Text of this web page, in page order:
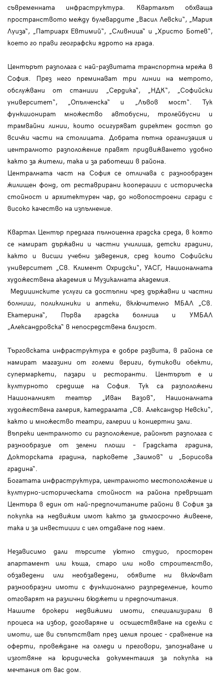
съвременната инфраструктура. Кварталът обхваща
пространството между булевардите „Васил Левски“, „Мария
Луиза“, „Патриарх Евтимий“, „Сливница“ и „Христо Ботев“,
което го прави географски ядрото на града.
Центърът разполага с най-развитата транспортна мрежа в
София. През него преминават три линии на метрото,
обслужвани от станции „Сердика“, „НДК“, „Софийски
университет“, „Опълченска“ и „Лъвов мост“. Тук
функционират множество автобусни, тролейбусни и
трамвайни линии, които осигуряват директен достъп до
всички части на столицата. Добрата пътна организация и
централното разположение правят придвижването удобно
както за жители, така и за работещи в района.
Централната част на София се отличава с разнообразен
жилищен фонд, от реставрирани кооперации с историческа
стойност и архитектурен чар, до новопостроени сгради с
високо качество на изпълнение.
Квартал Център предлага пълноценна градска среда, в която
се намират държавни и частни училища, детски градини,
както и висши учебни заведения, сред които Софийски
университет „Св. Климент Охридски“, УАСГ, Националната
художествена академия и Музикалната академия.
Медицинските услуги са достъпни чрез държавни и частни
болници, поликлиники и аптеки, включително МБАЛ „Св.
Екатерина“, Първа градска болница и УМБАЛ
„Александровска“ в непосредствена близост.
Търговската инфраструктура е добре развита, в района се
намират магазини от големи вериги, бутикови обекти,
супермаркети, пазари и ресторанти. Центърът е и
културното средище на София. Тук са разположени
Националният театър „Иван Вазов“, Националната
художествена галерия, катедралата „Св. Александър Невски“,
както и множество театри, галерии и концертни зали.
Въпреки централното си разположение, районът разполага с
разнообразие от зелени площи – Градската градина,
Докторската градина, парковете „Заимов“ и „Борисова
градина“.
Богатата инфраструктура, централното местоположение и
културно-историческата стойност на района превръщат
Центъра в един от най-предпочитаните райони в София за
покупка на недвижим имот както за дългосрочно живеене,
така и за инвестиции с цел отдаване под наем.
Независимо дали търсите уютно студио, просторен
апартамент или къща, старо или ново строителство,
обзаведени или необзаведени, обявите ни включват
разнообразни имоти с функционално разпределение, които
отговарят на различни бюджети и предпочитания.
Нашите брокери недвижими имоти, специализирали в
процеса на избор, договаряне и осъществяване на сделки с
имоти, ще ви съпътстват през целия процес - сравнение на
оферти, провеждане на огледи и преговори, запознаване и
изготвяне на юридическа документация за покупка на
мечтания от вас дом.